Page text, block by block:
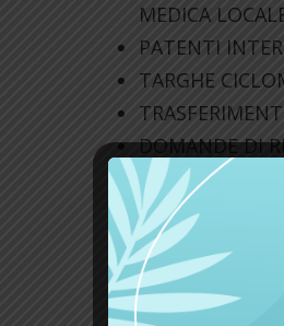
MEDICA
PATENTI
TARGHE
DOMANDE DI
CAMBI DI
DEMOLIZIONI
PRATICHE
PROPRIO